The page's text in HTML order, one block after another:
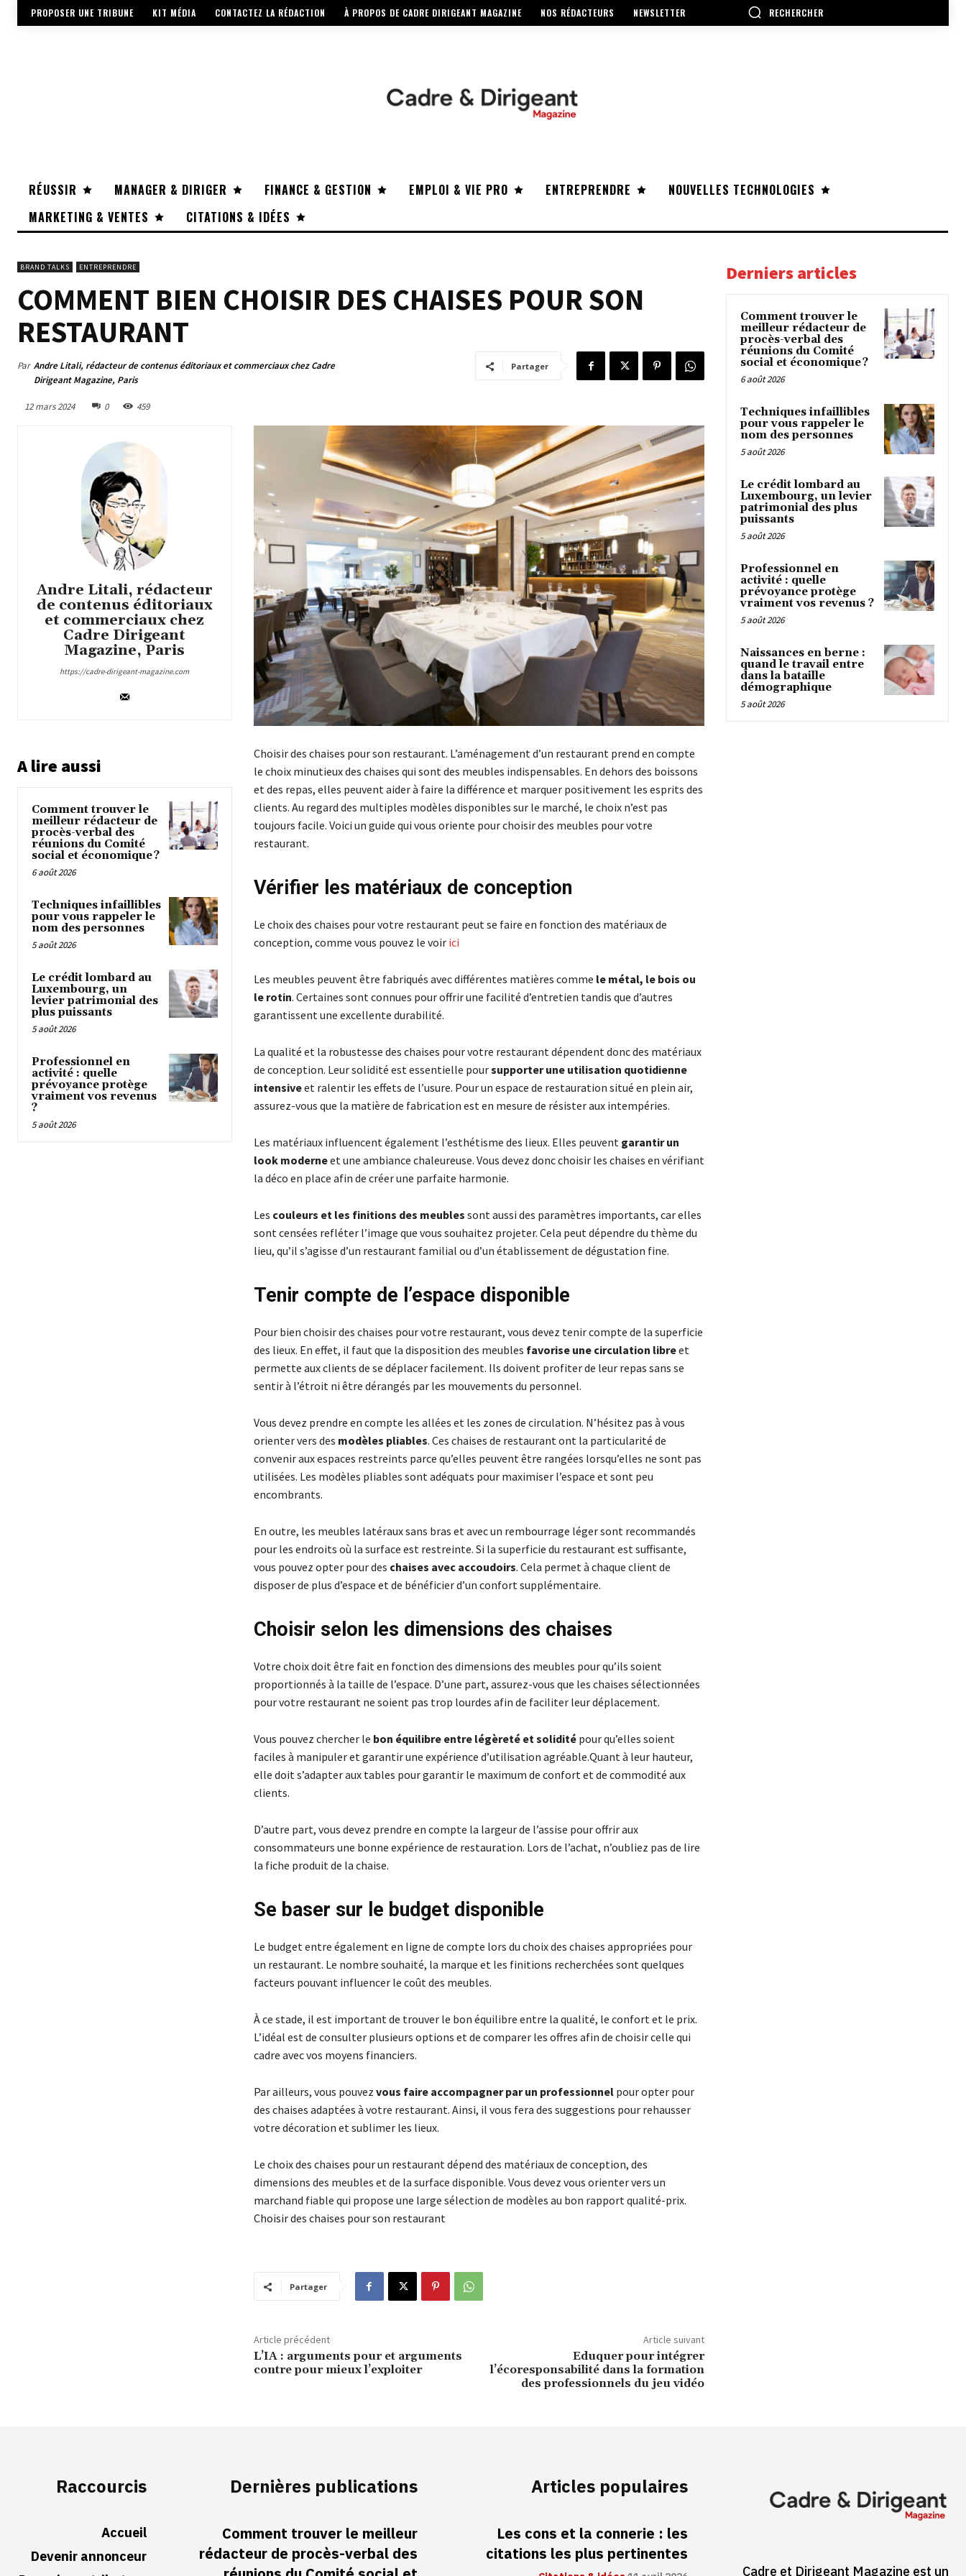
PROPOSER UNE TRIBUNE KIT MÉDIA CONTACTEZ LA RÉDACTION À PROPOS DE CADRE DIRIGEANT MAGAZINE NOS RÉDACTEURS NEWSLETTER RECHERCHER
RÉUSSIR MANAGER & DIRIGER FINANCE & GESTION EMPLOI & VIE PRO ENTREPRENDRE
NOUVELLES TECHNOLOGIES
MARKETING & VENTES
CITATIONS & IDÉES
BRAND TALKS ENTREPRENDRE
COMMENT BIEN CHOISIR DES CHAISES POUR SON
RESTAURANT
Par Andre Litali, rédacteur de contenus éditoriaux et commerciaux chez Cadre
Dirigeant Magazine, Paris
12 mars 2024 0 459
Partager
Andre Litali, rédacteur
de contenus éditoriaux
et commerciaux chez
Cadre Dirigeant
Magazine, Paris
https://cadre-dirigeant-magazine.com
A lire aussi
Comment trouver le
meilleur rédacteur de
procès-verbal des
réunions du Comité
social et économique ?
6 août 2026
Techniques infaillibles
pour vous rappeler le
nom des personnes
5 août 2026
Le crédit lombard au
Luxembourg, un
levier patrimonial des
plus puissants
5 août 2026
Professionnel en
activité : quelle
prévoyance protège
vraiment vos revenus
?
5 août 2026
Choisir des chaises pour son restaurant. L’aménagement d’un restaurant prend en compte
le choix minutieux des chaises qui sont des meubles indispensables. En dehors des boissons
et des repas, elles peuvent aider à faire la différence et marquer positivement les esprits des
clients. Au regard des multiples modèles disponibles sur le marché, le choix n’est pas
toujours facile. Voici un guide qui vous oriente pour choisir des meubles pour votre
restaurant.
Vérifier les matériaux de conception
Le choix des chaises pour votre restaurant peut se faire en fonction des matériaux de
conception, comme vous pouvez le voir ici
Les meubles peuvent être fabriqués avec différentes matières comme le métal, le bois ou
le rotin. Certaines sont connues pour offrir une facilité d’entretien tandis que d’autres
garantissent une excellente durabilité.
La qualité et la robustesse des chaises pour votre restaurant dépendent donc des matériaux
de conception. Leur solidité est essentielle poursupporter une utilisation quotidienne
intensiveet ralentir les effets de l’usure. Pour un espace de restauration situé en plein air,
assurez-vous que la matière de fabrication est en mesure de résister aux intempéries.
Les matériaux influencent également l’esthétisme des lieux. Elles peuvent garantir un
look moderneet une ambiance chaleureuse. Vous devez donc choisir les chaises en vérifiant
la déco en place afin de créer une parfaite harmonie.
Les couleurs et les finitions des meubles sont aussi des paramètres importants, car elles
sont censées refléter l’image que vous souhaitez projeter. Cela peut dépendre du thème du
lieu, qu’il s’agisse d’un restaurant familial ou d’un établissement de dégustation fine.
Tenir compte de l’espace disponible
Pour bien choisir des chaises pour votre restaurant, vous devez tenir compte de la superficie
des lieux. En effet, il faut que la disposition des meubles favorise une circulation libreet
permette aux clients de se déplacer facilement. Ils doivent profiter de leur repas sans se
sentir à l’étroit ni être dérangés par les mouvements du personnel.
Vous devez prendre en compte les allées et les zones de circulation. N’hésitez pas à vous
orienter vers des modèles pliables. Ces chaises de restaurant ont la particularité de
convenir aux espaces restreints parce qu’elles peuvent être rangées lorsqu’elles ne sont pas
utilisées. Les modèles pliables sont adéquats pour maximiser l’espace et sont peu
encombrants.
En outre, les meubles latéraux sans bras et avec un rembourrage léger sont recommandés
pour les endroits où la surface est restreinte. Si la superficie du restaurant est suffisante,
vous pouvez opter pour des chaises avec accoudoirs. Cela permet à chaque client de
disposer de plus d’espace et de bénéficier d’un confort supplémentaire.
Choisir selon les dimensions des chaises
Votre choix doit être fait en fonction des dimensions des meubles pour qu’ils soient
proportionnés à la taille de l’espace. D’une part, assurez-vous que les chaises sélectionnées
pour votre restaurant ne soient pas trop lourdes afin de faciliter leur déplacement.
Vous pouvez chercher le bon équilibre entre légèreté et soliditépour qu’elles soient
faciles à manipuler et garantir une expérience d’utilisation agréable.Quant à leur hauteur,
elle doit s’adapter aux tables pour garantir le maximum de confort et de commodité aux
clients.
D’autre part, vous devez prendre en compte la largeur de l’assise pour offrir aux
consommateurs une bonne expérience de restauration. Lors de l’achat, n’oubliez pas de lire
la fiche produit de la chaise.
Se baser sur le budget disponible
Le budget entre également en ligne de compte lors du choix des chaises appropriées pour
un restaurant. Le nombre souhaité, la marque et les finitions recherchées sont quelques
facteurs pouvant influencer le coût des meubles.
À ce stade, il est important de trouver le bon équilibre entre la qualité, le confort et le prix.
L’idéal est de consulter plusieurs options et de comparer les offres afin de choisir celle qui
cadre avec vos moyens financiers.
Par ailleurs, vous pouvez vous faire accompagner par un professionnelpour opter pour
des chaises adaptées à votre restaurant. Ainsi, il vous fera des suggestions pour rehausser
votre décoration et sublimer les lieux.
Le choix des chaises pour un restaurant dépend des matériaux de conception, des
dimensions des meubles et de la surface disponible. Vous devez vous orienter vers un
marchand fiable qui propose une large sélection de modèles au bon rapport qualité-prix.
Choisir des chaises pour son restaurant
Partager
Article précédent
L’IA : arguments pour et arguments
contre pour mieux l’exploiter
Article suivant
Eduquer pour intégrer
l’écoresponsabilité dans la formation
des professionnels du jeu vidéo
Derniers articles
Comment trouver le
meilleur rédacteur de
procès-verbal des
réunions du Comité
social et économique ?
6 août 2026
Techniques infaillibles
pour vous rappeler le
nom des personnes
5 août 2026
Le crédit lombard au
Luxembourg, un levier
patrimonial des plus
puissants
5 août 2026
Professionnel en
activité : quelle
prévoyance protège
vraiment vos revenus ?
5 août 2026
Naissances en berne :
quand le travail entre
dans la bataille
démographique
5 août 2026
Raccourcis
Accueil
Devenir annonceur
Dernières publications
Comment trouver le meilleur
rédacteur de procès-verbal des
Articles populaires
Les cons et la connerie : les
citations les plus pertinentes
Cadre et Dirigeant Magazine est un